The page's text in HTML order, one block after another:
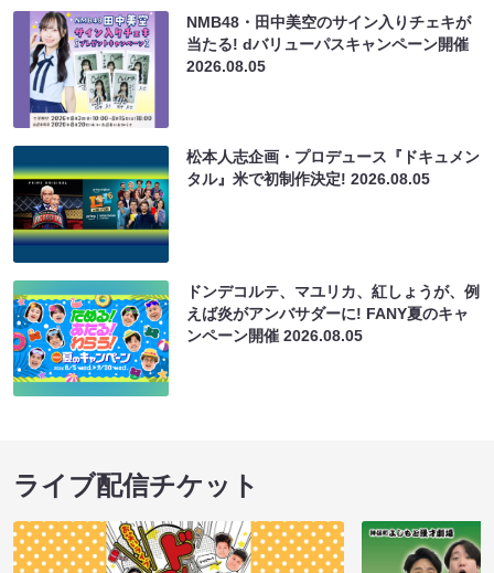
NMB48・田中美空のサイン入りチェキが
当たる! dバリューパスキャンペーン開催
2026.08.05
松本人志企画・プロデュース『ドキュメン
タル』米で初制作決定!2026.08.05
ドンデコルテ、マユリカ、紅しょうが、例
えば炎がアンバサダーに! FANY夏のキャ
ンペーン開催2026.08.05
ライブ配信チケット